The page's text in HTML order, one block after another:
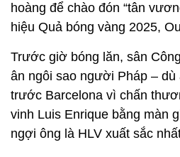
hoàng để chào đón “tân
hiệu Quả bóng vàng 2025,
Trước giờ bóng lăn, sân
ân ngôi sao người Pháp – dù
trước Barcelona vì chấn
vinh Luis Enrique bằng màn
ngợi ông là HLV xuất sắc